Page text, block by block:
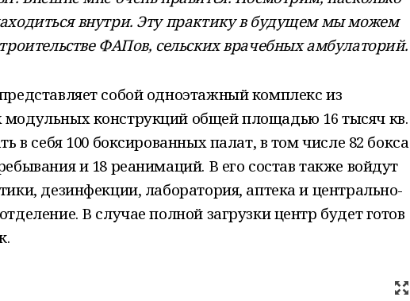
внутри. Эту практику в будущем мы можем
ФАПов, сельских врачебных амбулаторий.
собой одноэтажный комплекс из
конструкций общей площадью 16 тысяч кв.
в себя 100 боксированных палат, в том числе 82 бокса
и 18 реанимаций. В его состав также войдут
дезинфекции, лаборатория, аптека и центрально-
В случае полной загрузки центр будет готов